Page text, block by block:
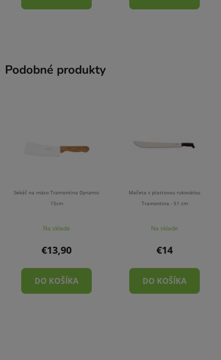
Podobné produkty
Sekáč na mäso Tramontina Dynamic
15cm
Na sklade
€13,90
DO KOŠÍKA
Mačeta s plastovou rukoväťou
Tramontina - 51 cm
Na sklade
€14
DO KOŠÍKA